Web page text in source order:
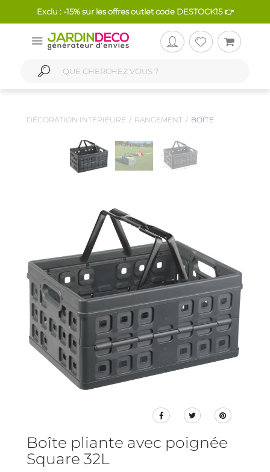
Exclu : -15% sur les offres outlet code DESTOCK15 👉
DÉCORATION INTÉRIEURE RANGEMENT BOÎTE
Boîte pliante avec poignée
Square 32L